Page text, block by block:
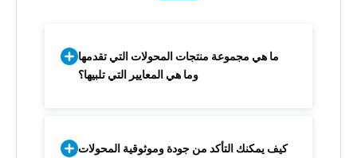
ما هي مجموعة منتجات المحولات التي تقدمها
وما هي المعايير التي تلبيها؟
كيف يمكنك التأكد من جودة وموثوقية المحولات